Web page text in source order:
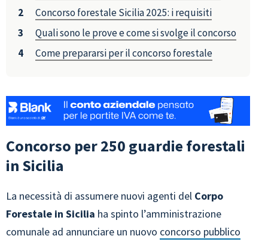
Concorso forestale Sicilia 2025: i requisiti
Quali sono le prove e come si svolge il concorso
Come prepararsi per il concorso forestale
Concorso per 250 guardie forestali
in Sicilia
La necessità di assumere nuovi agenti del Corpo
Forestale in Sicilia ha spinto l’amministrazione
comunale ad annunciare un nuovo concorso pubblico